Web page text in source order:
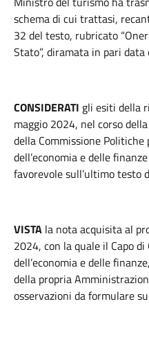
schema di cui trattasi,
32 del testo, rubricato
Stato”, diramata in pari
CONSIDERATI gli esiti della
maggio 2024, nel corso
della Commissione
dell’economia e delle
favorevole sull’ultimo testo
VISTA la nota acquisita al
2024, con la quale il Capo
dell’economia e delle
della propria
osservazioni da formulare